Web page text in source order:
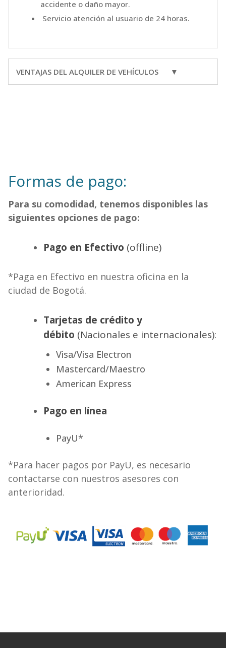
accidente o daño mayor.
Servicio atención al usuario de 24 horas.
VENTAJAS DEL ALQUILER DE VEHÍCULOS ▼
Formas de pago:
Para su comodidad, tenemos disponibles las
siguientes opciones de pago:
Pago en Efectivo (offline)
*Paga en Efectivo en nuestra oficina en la
ciudad de Bogotá.
Tarjetas de crédito y
débito (Nacionales e internacionales):
Visa/Visa Electron
Mastercard/Maestro
American Express
Pago en línea
PayU*
*Para hacer pagos por PayU, es necesario
contactarse con nuestros asesores con
anterioridad.